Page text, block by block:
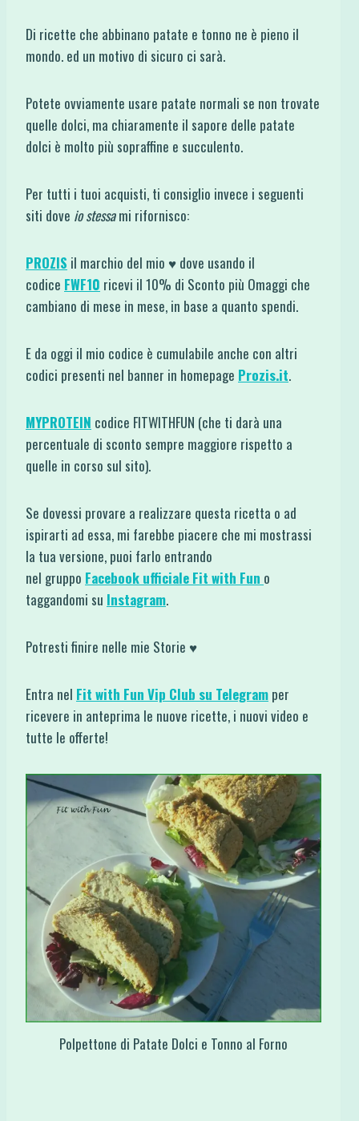
Di ricette che abbinano patate e tonno ne è pieno il
mondo. ed un motivo di sicuro ci sarà.
Potete ovviamente usare patate normali se non trovate
quelle dolci, ma chiaramente il sapore delle patate
dolci è molto più sopraffine e succulento.
Per tutti i tuoi acquisti, ti consiglio invece i seguenti
siti dove io stessami rifornisco:
PROZIS il marchio del mio ♥ dove usando il
codice FWF10 ricevi il 10% di Sconto più Omaggi che
cambiano di mese in mese, in base a quanto spendi.
E da oggi il mio codice è cumulabile anche con altri
codici presenti nel banner in homepage Prozis.it.
MYPROTEIN codice FITWITHFUN (che ti darà una
percentuale di sconto sempre maggiore rispetto a
quelle in corso sul sito).
Se dovessi provare a realizzare questa ricetta o ad
ispirarti ad essa, mi farebbe piacere che mi mostrassi
la tua versione, puoi farlo entrando
nel gruppo Facebook ufficiale Fit with Fun o
taggandomi su Instagram.
Potresti finire nelle mie Storie ♥
Entra nel Fit with Fun Vip Club su Telegram per
ricevere in anteprima le nuove ricette, i nuovi video e
tutte le offerte!
Polpettone di Patate Dolci e Tonno al Forno